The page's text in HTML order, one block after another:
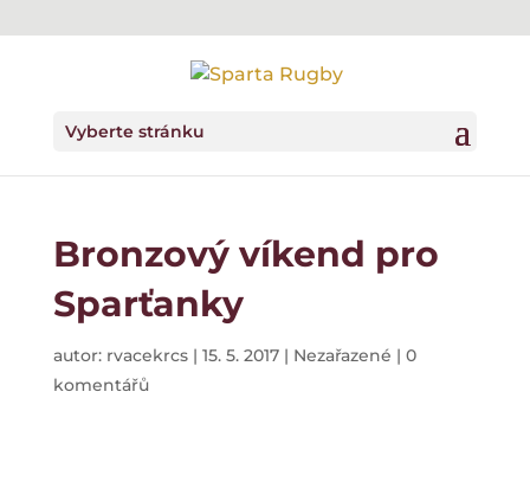
Vyberte stránku
Bronzový víkend pro
Sparťanky
autor: rvacekrcs| 15. 5. 2017| Nezařazené | 0
komentářů